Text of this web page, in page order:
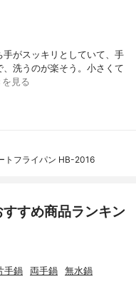
がスッキリとしていて、手
洗うのが楽そう。小さくて
見る
トフライパン HB-2016
すめ商品ランキン
手鍋 両手鍋 無水鍋